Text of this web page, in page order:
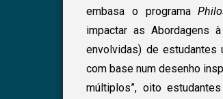
embasa o programa
impactar as Abordagens
envolvidas) de estudantes
com base num desenho
múltiplos”, oito